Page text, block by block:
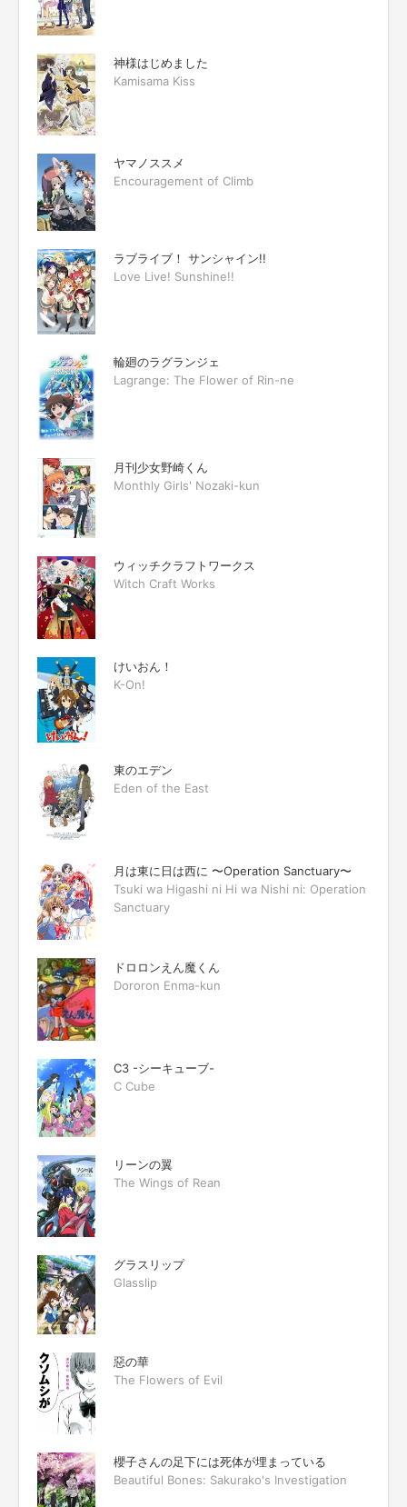
神様はじめました
Kamisama Kiss
ヤマノススメ
Encouragement of Climb
ラブライブ！ サンシャイン!!
Love Live! Sunshine!!
輪廻のラグランジェ
Lagrange: The Flower of Rin-ne
月刊少女野崎くん
Monthly Girls' Nozaki-kun
ウィッチクラフトワークス
Witch Craft Works
けいおん！
K-On!
東のエデン
Eden of the East
月は東に日は西に 〜Operation Sanctuary〜
Tsuki wa Higashi ni Hi wa Nishi ni: Operation
Sanctuary
ドロロンえん魔くん
Dororon Enma-kun
C3 -シーキューブ-
C Cube
リーンの翼
The Wings of Rean
グラスリップ
Glasslip
惡の華
The Flowers of Evil
櫻子さんの足下には死体が埋まっている
Beautiful Bones: Sakurako's Investigation